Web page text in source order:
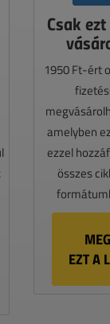
Csak
1950 Ft-ért
amelyben
ezzel
összes
EZT A